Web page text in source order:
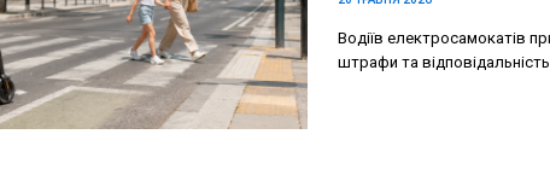
Водіїв електросамокатів
штрафи та